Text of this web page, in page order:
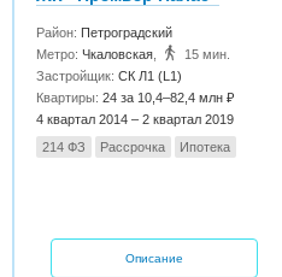
Район: Петроградский
Метро: Чкаловская
15 мин.
Застройщик:СК Л1 (L1)
Квартиры:24 за 10,4–82,4 млн ₽
4 квартал 2014 – 2 квартал 2019
214 ФЗ
Рассрочка Ипотека
Описание